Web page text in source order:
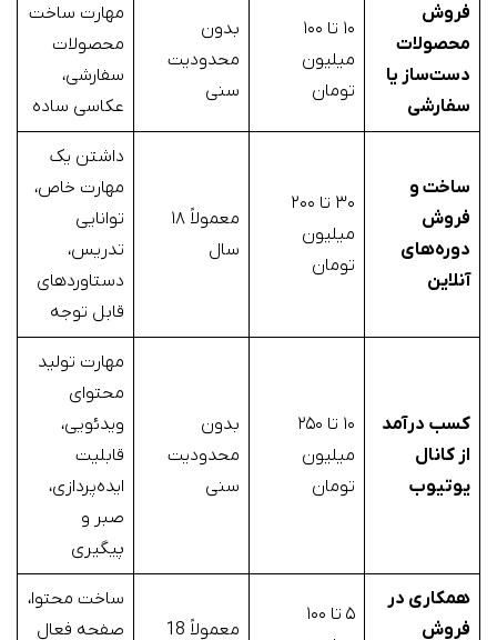
فروش
محصولات
دست‌ساز یا
سفارشی
۱۰ تا ۱۰۰
میلیون
تومان
بدون
محدودیت
سنی
مهارت ساخت
محصولات
سفارشی،
عکاسی ساده
ساخت و
فروش
دوره‌های
آنلاین
۳۰ تا ۲۰۰
میلیون
تومان
معمولاً ۱۸
سال
داشتن یک
مهارت خاص،
توانایی
تدریس،
دستاوردهای
قابل توجه
کسب درآمد
از کانال
یوتیوب
۱۰ تا ۲۵۰
میلیون
تومان
بدون
محدودیت
سنی
مهارت تولید
محتوای
ویدئویی،
قابلیت
ایده‌پردازی،
صبر و
پیگیری
همکاری در
فروش
۵ تا ۱۰۰
معمولاً 18
ساخت محتوا،
صفحه فعال